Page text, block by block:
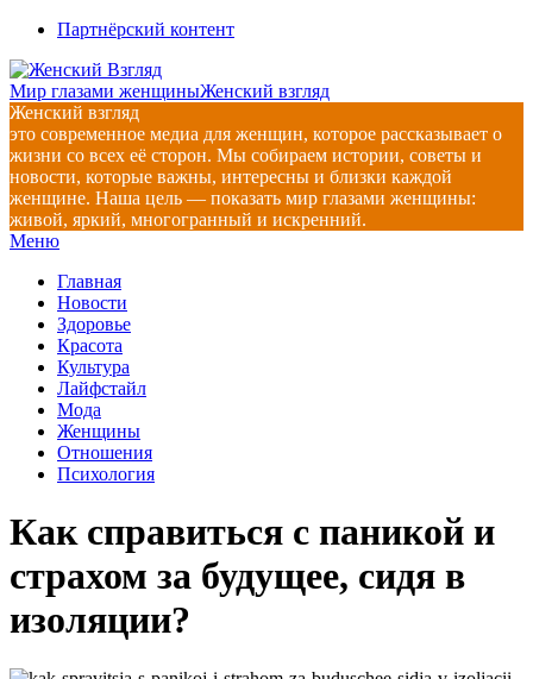
Перейти
содержимому
Партнёрский контент
Мир глазами женщиныЖенский взгляд
Женский взгляд
это современное медиа для женщин, которое рассказывает о
жизни со всех её сторон. Мы собираем истории, советы и
новости, которые важны, интересны и близки каждой
женщине. Наша цель — показать мир глазами женщины:
живой, яркий, многогранный и искренний.
Главное
меню
Меню
Главная
Новости
Здоровье
Красота
Культура
Лайфстайл
Мода
Женщины
Отношения
Психология
Как справиться с паникой и
страхом за будущее, сидя в
изоляции?